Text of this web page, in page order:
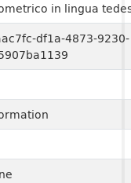
in lingua
df1a-4873-9230-